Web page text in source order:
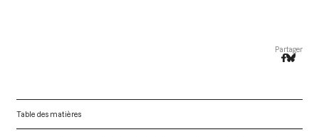
Partager
Table des matières